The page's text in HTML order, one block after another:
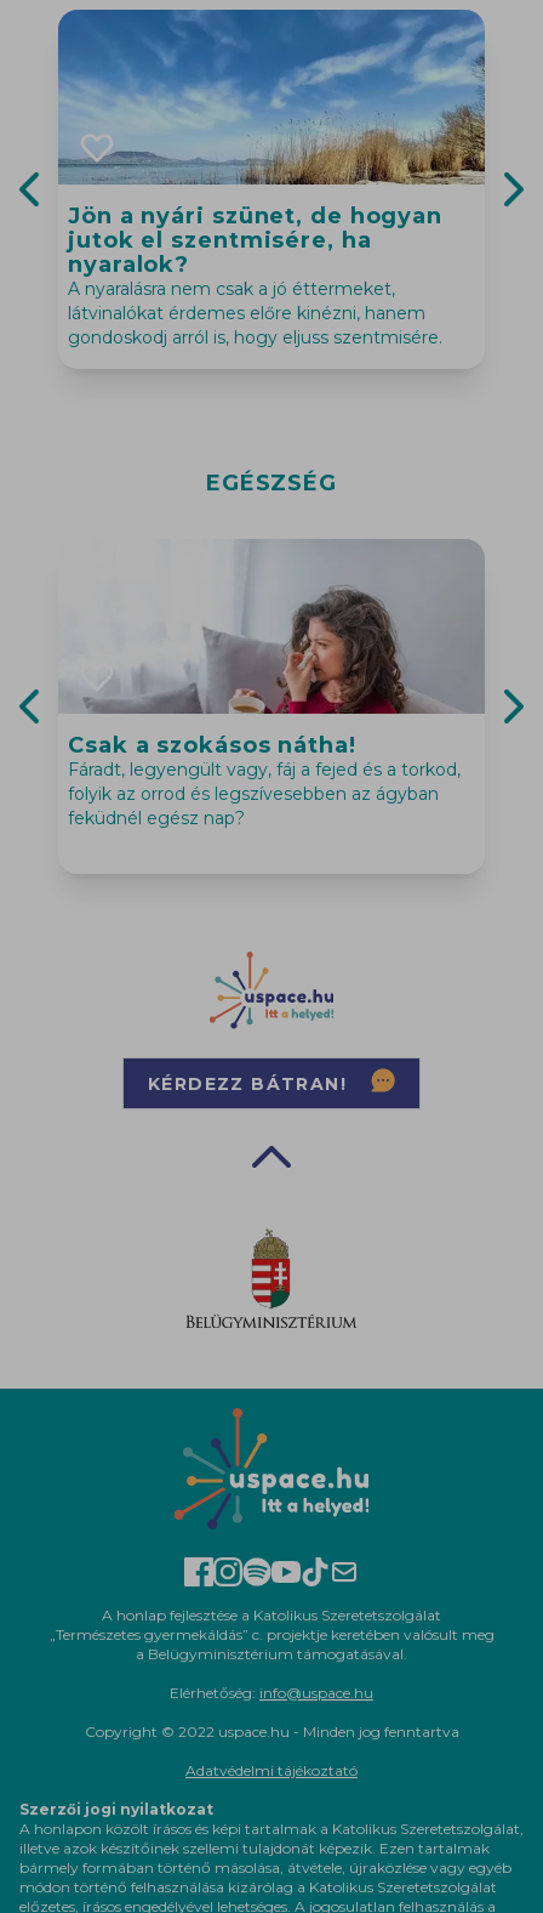
Jön a nyári szünet, de hogyan
jutok el szentmisére, ha
nyaralok?
A nyaralásra nem csak a jó éttermeket,
látvinalókat érdemes előre kinézni, hanem
gondoskodj arról is, hogy eljuss szentmisére.
Previous slide
EGÉSZSÉG
Csak a szokásos nátha!
Fáradt, legyengült vagy, fáj a fejed és a torkod,
folyik az orrod és legszívesebben az ágyban
feküdnél egész nap?
Previous slide
KÉRDEZZ BÁTRAN!
A honlap fejlesztése a Katolikus Szeretetszolgálat
„Természetes gyermekáldás” c. projektje keretében valósult meg
a Belügyminisztérium támogatásával.
Elérhetőség: info@uspace.hu
Copyright © 2022 uspace.hu - Minden jog fenntartva
Adatvédelmi tájékoztató
Szerzői jogi nyilatkozat
A honlapon közölt írásos és képi tartalmak a Katolikus Szeretetszolgálat,
illetve azok készítőinek szellemi tulajdonát képezik. Ezen tartalmak
bármely formában történő másolása, átvétele, újraközlése vagy egyéb
módon történő felhasználása kizárólag a Katolikus Szeretetszolgálat
előzetes, írásos engedélyével lehetséges. A jogosulatlan felhasználás a